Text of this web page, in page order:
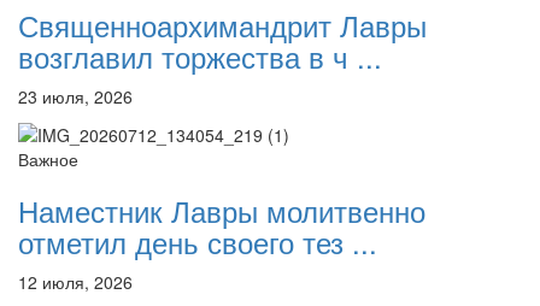
Священноархимандрит Лавры
возглавил торжества в ч ...
23 июля, 2026
Важное
Наместник Лавры молитвенно
отметил день своего тез ...
12 июля, 2026